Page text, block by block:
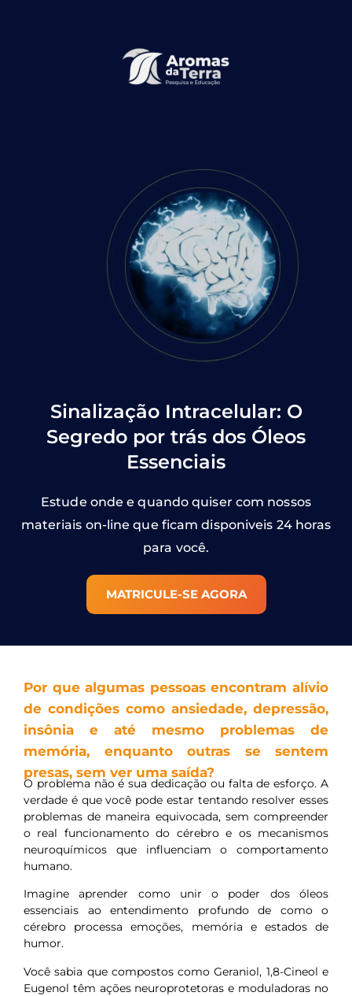
Sinalização Intracelular: O
Segredo por trás dos Óleos
Essenciais
Estude onde e quando quiser com nossos
materiais on-line que ficam disponiveis 24 horas
para você.
MATRICULE-SE AGORA
Por que algumas pessoas encontram alívio
de condições como ansiedade, depressão,
insônia e até mesmo problemas de
memória, enquanto outras se sentem
presas, sem ver uma saída?
O problema não é sua dedicação ou falta de esforço. A
verdade é que você pode estar tentando resolver esses
problemas de maneira equivocada, sem compreender
o real funcionamento do cérebro e os mecanismos
neuroquímicos que influenciam o comportamento
humano.
Imagine aprender como unir o poder dos óleos
essenciais ao entendimento profundo de como o
cérebro processa emoções, memória e estados de
humor.
Você sabia que compostos como Geraniol, 1,8-Cineol e
Eugenol têm ações neuroprotetoras e moduladoras no